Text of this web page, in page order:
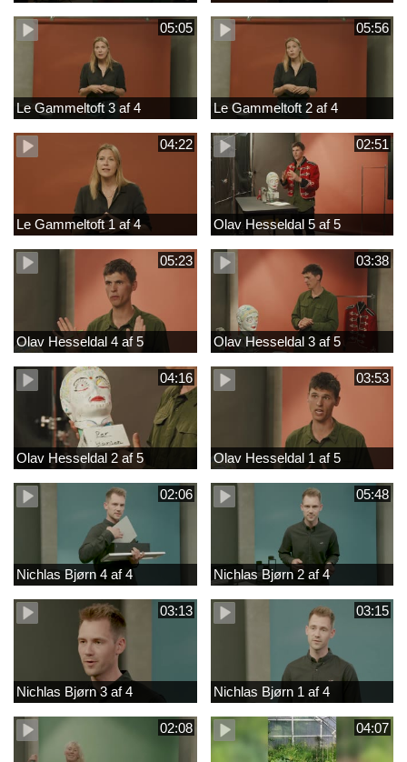
05:05
Le Gammeltoft 3 af 4
05:56
Le Gammeltoft 2 af 4
04:22
Le Gammeltoft 1 af 4
02:51
Olav Hesseldal 5 af 5
05:23
Olav Hesseldal 4 af 5
03:38
Olav Hesseldal 3 af 5
04:16
Olav Hesseldal 2 af 5
03:53
Olav Hesseldal 1 af 5
02:06
Nichlas Bjørn 4 af 4
05:48
Nichlas Bjørn 2 af 4
03:13
Nichlas Bjørn 3 af 4
03:15
Nichlas Bjørn 1 af 4
02:08 04:07